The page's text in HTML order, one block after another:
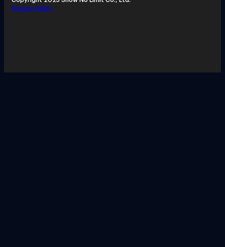
Privacy Policy